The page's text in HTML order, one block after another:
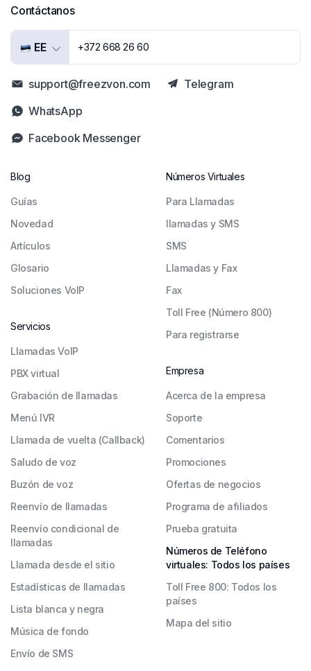
Contáctanos
EE +372 668 26 60
support@freezvon.com
Facebook Messenger
Telegram
WhatsApp
Blog
Guías
Novedad
Artículos
Glosario
Soluciones VoIP
Servicios
Llamadas VoIP
PBX virtual
Grabación de llamadas
Menú IVR
Llamada de vuelta (Callback)
Saludo de voz
Buzón de voz
Reenvío de llamadas
Reenvío condicional de
llamadas
Llamada desde el sitio
Estadísticas de llamadas
Lista blanca y negra
Música de fondo
Envío de SMS
Números Virtuales
Para Llamadas
llamadas y SMS
SMS
Llamadas y Fax
Fax
Toll Free (Número 800)
Para registrarse
Empresa
Acerca de la empresa
Soporte
Comentarios
Promociones
Ofertas de negocios
Programa de afiliados
Prueba gratuita
Números de Teléfono
virtuales: Todos los países
Toll Free 800: Todos los
países
Mapa del sitio